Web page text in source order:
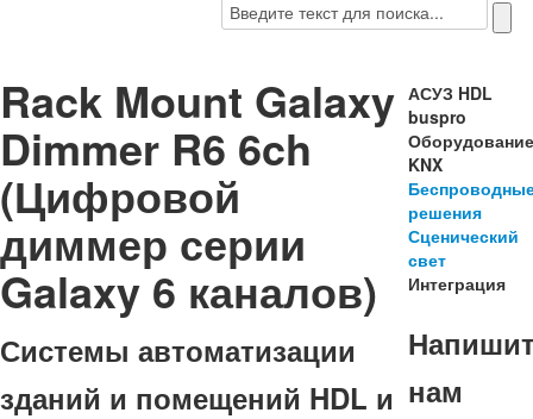
Rack Mount Galaxy
Dimmer R6 6ch
(Цифровой
диммер серии
Galaxy 6 каналов)
Системы автоматизации
зданий и помещений HDL и
АСУЗ HDL
buspro
KNX
решения
Сценический
свет
Интеграция
нам